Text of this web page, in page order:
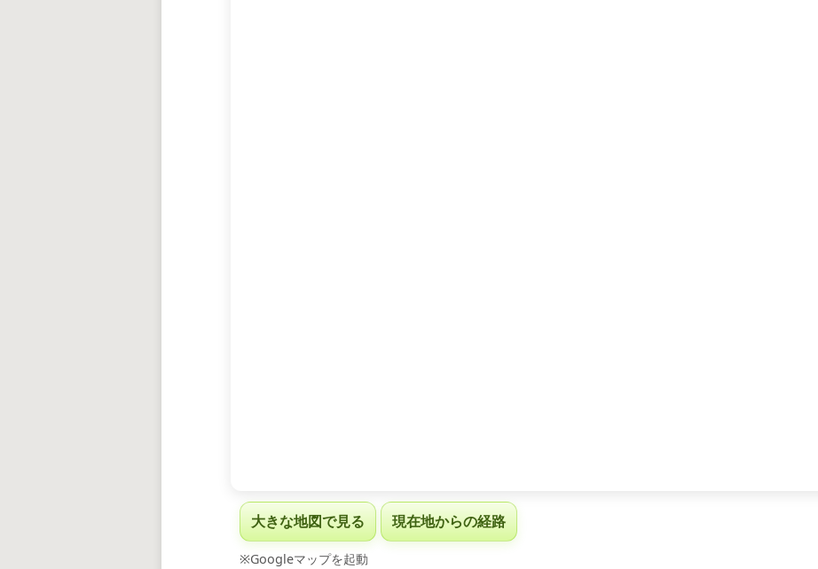
大きな地図で見る 現在地からの経路
※Googleマップを起動